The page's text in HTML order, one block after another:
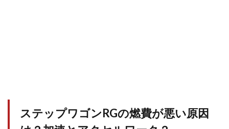
ステップワゴンRGの燃費が悪い原因